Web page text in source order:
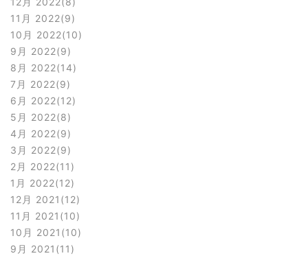
11月 2022 9
10月 2022 10
9月 2022 9
8月 2022 14
7月 2022 9
6月 2022 12
5月 2022 8
4月 2022 9
3月 2022 9
2月 2022 11
1月 2022 12
12月 2021 12
11月 2021 10
10月 2021 10
9月 2021 11